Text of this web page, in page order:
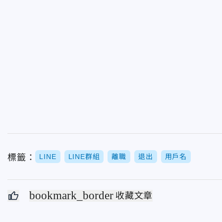
標籤： LINE LINE群組 離職 退出 用戶名
bookmark_border 收藏文章